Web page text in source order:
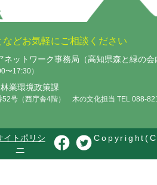
どお気軽にご相談ください
ネットワーク事務局（高知県森と緑の会
〜17:30）
業環境政策課
52号（西庁舎4階） 木の文化担当 TEL 088-
イトポリシ
ー